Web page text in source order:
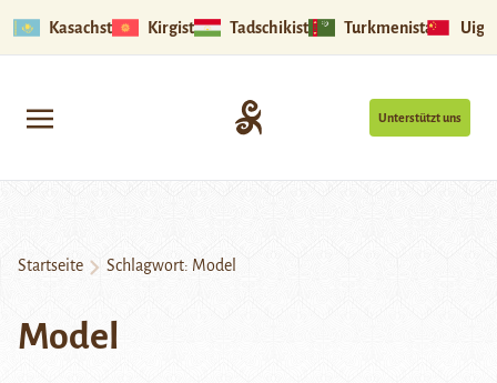
Kasachstan Kirgistan Tadschikistan Turkmenistan
Unterstützt uns
Startseite Schlagwort: Model
Model